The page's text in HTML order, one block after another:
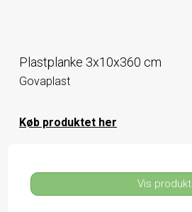
Plastplanke 3x10x360 cm
Govaplast
Køb produktet her
Vis produkt